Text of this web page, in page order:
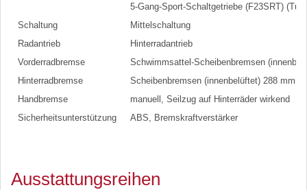
5-Gang-Sport-Schaltgetriebe (F23SRT)
Schaltung
Mittelschaltung
Radantrieb
Hinterradantrieb
Vorderradbremse
Schwimmsattel-Scheibenbremsen
Hinterradbremse
Scheibenbremsen (innenbelüftet) 288 mm
Handbremse
manuell, Seilzug auf Hinterräder wirkend
Sicherheitsunterstützung
ABS, Bremskraftverstärker
Ausstattungsreihen